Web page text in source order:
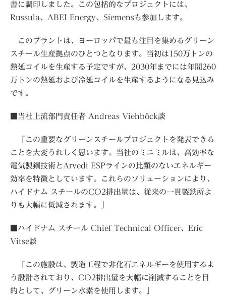
書に調印しました。この包括的なプロジェクトには、
Russula、ABEI Energy、Siemensも参加します。
このプラントは、ヨーロッパで最も注目を集めるグリーン
スチール生産拠点のひとつとなります。当初は150万トンの
熱延コイルを生産する予定ですが、2030年までには年間260
万トンの熱延および冷延コイルを生産するようになる見込み
です。
■当社上流部門責任者 Andreas Viehböck談
「この重要なグリーンスチールプロジェクトを発表できる
ことを大変うれしく思います。当社のミニミルは、高効率な
電気製鋼技術とArvedi ESPラインの比類のないエネルギー
効率を特徴としています。これらのソリューションにより、
ハイドナム スチールのCO2排出量は、従来の一貫製鉄所よ
りも大幅に低減されます。」
■ハイドナム スチール Chief Technical Officer、Eric
Vitse談
「この施設は、製造工程で非化石エネルギーを使用するよ
う設計されており、CO2排出量を大幅に削減することを目
的として、グリーン水素を使用します。」